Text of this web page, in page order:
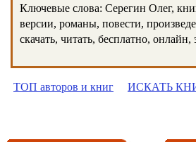
Ключевые слова: Серегин Олег,
версии, романы, повести,
скачать, читать, бесплатно,
ТОП авторов и книг ИСКАТЬ